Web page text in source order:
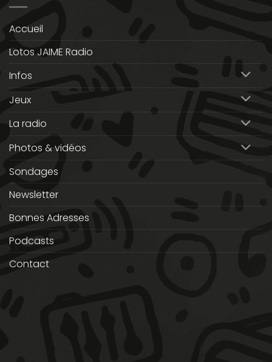
Accueil
Lotos JAIME Radio
Infos
Jeux
La radio
Photos & vidéos
Sondages
Newsletter
Bonnes Adresses
Podcasts
Contact